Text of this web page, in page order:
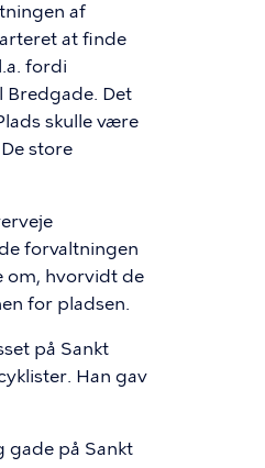
af
at finde
fordi
Bredgade. Det
skulle være
store
forvaltningen
om, hvorvidt de
for pladsen.
på Sankt
Han gav
gade på Sankt